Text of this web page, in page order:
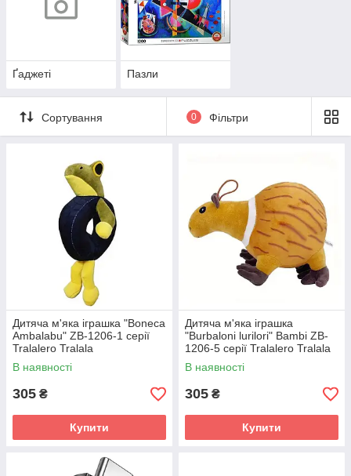
Ґаджеті Пазли
Сортування 0 Фільтри
Дитяча м'яка іграшка "Boneca
Ambalabu" ZB-1206-1 серії
Tralalero Tralala
В наявності
305 ₴
Купити
Дитяча м'яка іграшка
"Burbaloni lurilori" Bambi ZB-
1206-5 серії Tralalero Tralala
В наявності
305 ₴
Купити